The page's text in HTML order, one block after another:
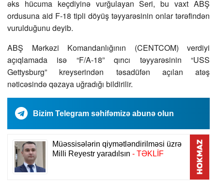
əks hücuma keçdiyinə vurğulayan Seri, bu vaxt ABŞ
ordusuna aid F-18 tipli döyüş təyyarəsinin onlar tərəfindən
vurulduğunu deyib.
ABŞ Mərkəzi Komandanlığının (CENTCOM) verdiyi
açıqlamada isə “F/A-18” qırıcı təyyarəsinin “USS
Gettysburg” kreyserindən təsadüfən açılan atəş
nəticəsində qəzaya uğradığı bildirilir.
Bizim Telegram səhifəmizə abunə olun